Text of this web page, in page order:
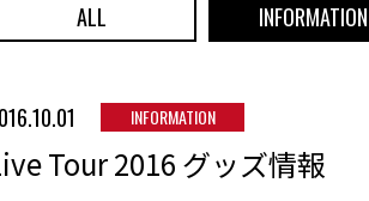
ALL INFORMATION
INFORMATION
Tour 2016 グッズ情報